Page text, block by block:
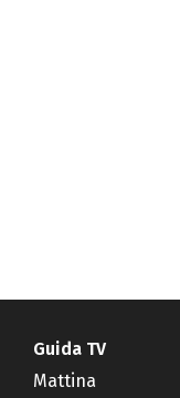
Guida TV
Mattina